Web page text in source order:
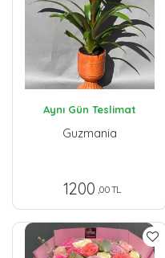
Aynı Gün Teslimat
Guzmania
1200 ,00 TL